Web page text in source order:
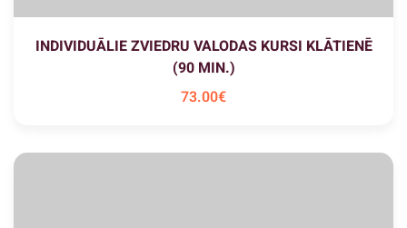
INDIVIDUĀLIE ZVIEDRU VALODAS KURSI KLĀTIENĒ
(90 MIN.)
73.00€